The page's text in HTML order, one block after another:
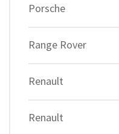
Porsche
Range Rover
Renault
Renault